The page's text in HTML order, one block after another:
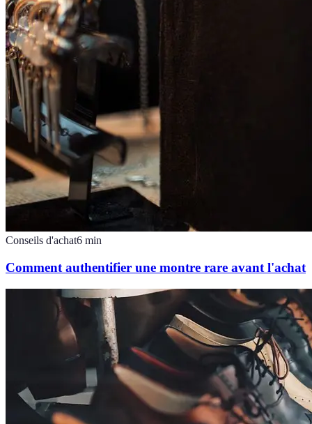
Conseils d'achat6 min
Comment authentifier une montre rare avant l'achat